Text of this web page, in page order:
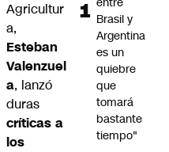
Agricultur
a,
Esteban
Valenzuel
a, lanzó
duras
críticas a
los
Brasil y
Argentina
es un
quiebre
que
tomará
bastante
tiempo"